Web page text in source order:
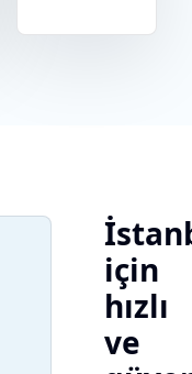
için
hızlı
ve